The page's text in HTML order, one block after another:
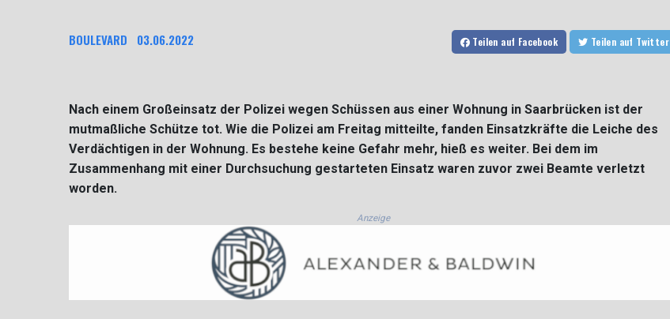
BOULEVARD 03.06.2022 Teilen auf Facebook Teilen auf Twitter
Nach einem Großeinsatz der Polizei wegen Schüssen aus einer Wohnung in Saarbrücken ist der
mutmaßliche Schütze tot. Wie die Polizei am Freitag mitteilte, fanden Einsatzkräfte die Leiche des
Verdächtigen in der Wohnung. Es bestehe keine Gefahr mehr, hieß es weiter. Bei dem im
Zusammenhang mit einer Durchsuchung gestarteten Einsatz waren zuvor zwei Beamte verletzt
worden.
Anzeige